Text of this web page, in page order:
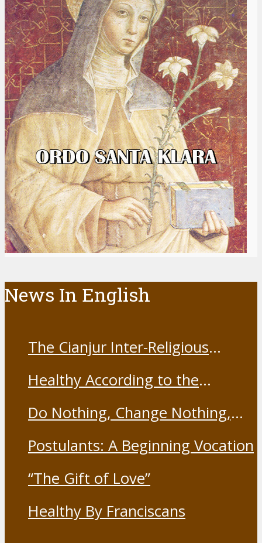
News In English
The Cianjur Inter-Religious
19 Vaccine
Healthy According to the
Do Nothing, Change Nothing,
Postulants: A Beginning Vocation
“The Gift of Love”
Healthy By Franciscans